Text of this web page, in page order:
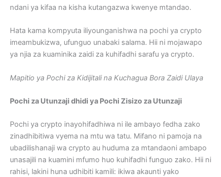
ndani ya kifaa na kisha kutangazwa kwenye mtandao.
Hata kama kompyuta iliyounganishwa na pochi ya crypto
imeambukizwa, ufunguo unabaki salama. Hii ni mojawapo
ya njia za kuaminika zaidi za kuhifadhi sarafu ya crypto.
Mapitio ya Pochi za Kidijitali na Kuchagua Bora Zaidi Ulaya
Pochi za Utunzaji dhidi ya Pochi Zisizo za Utunzaji
Pochi ya crypto inayohifadhiwa ni ile ambayo fedha zako
zinadhibitiwa vyema na mtu wa tatu. Mifano ni pamoja na
ubadilishanaji wa crypto au huduma za mtandaoni ambapo
unasajili na kuamini mfumo huo kuhifadhi funguo zako. Hii ni
rahisi, lakini huna udhibiti kamili: ikiwa akaunti yako